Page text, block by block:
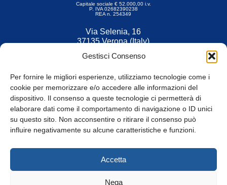
Gestisci Consenso
Per fornire le migliori esperienze, utilizziamo tecnologie come i
cookie per memorizzare e/o accedere alle informazioni del
dispositivo. Il consenso a queste tecnologie ci permetterà di
elaborare dati come il comportamento di navigazione o ID unici
su questo sito. Non acconsentire o ritirare il consenso può
influire negativamente su alcune caratteristiche e funzioni.
Accetta
Nega
Capitale sociale € 52.000,00 i.v.
P. IVA 02682390238
REA n. 254349
Via Selenia, 16
37135 Verona (Italy)
Fax 045 9211599
© Tutti i diritti riservati